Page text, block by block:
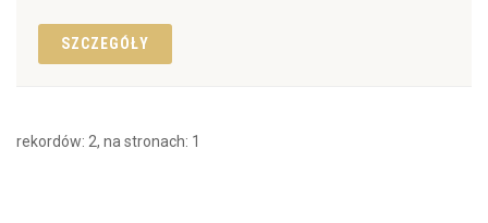
SZCZEGÓŁY
rekordów: 2, na stronach: 1